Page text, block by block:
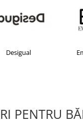
Armani
PENTRU